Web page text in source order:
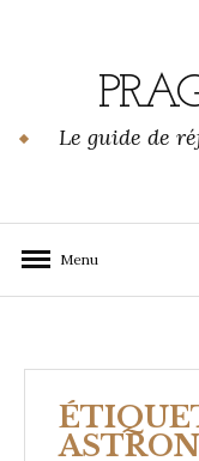
Le guide de
Menu